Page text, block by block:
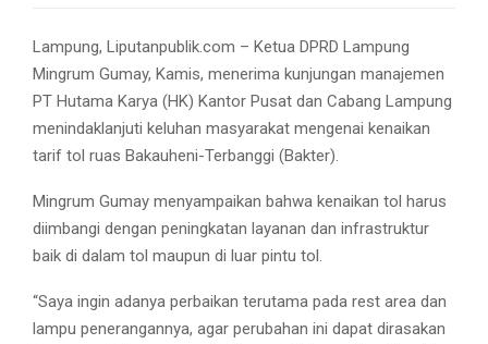
Lampung, Liputanpublik.com – Ketua DPRD Lampung
Mingrum Gumay, Kamis, menerima kunjungan manajemen
PT Hutama Karya (HK) Kantor Pusat dan Cabang Lampung
menindaklanjuti keluhan masyarakat mengenai kenaikan
tarif tol ruas Bakauheni-Terbanggi (Bakter).
Mingrum Gumay menyampaikan bahwa kenaikan tol harus
diimbangi dengan peningkatan layanan dan infrastruktur
baik di dalam tol maupun di luar pintu tol.
“Saya ingin adanya perbaikan terutama pada rest area dan
lampu penerangannya, agar perubahan ini dapat dirasakan